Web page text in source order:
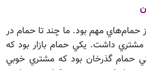
حمام‌هاي مهم بود. ما چند تا حمام در
داشت. يكي حمام بازار بود كه
حمام گذرخان بود كه مشتري خوبي